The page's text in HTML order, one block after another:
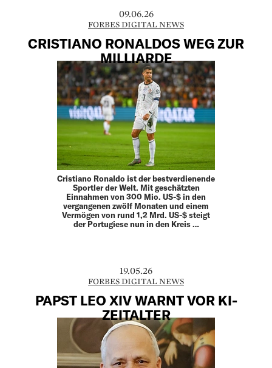
09.06.26
FORBES DIGITAL NEWS
CRISTIANO RONALDOS WEG ZUR
MILLIARDE
Cristiano Ronaldo ist der bestverdienende
Sportler der Welt. Mit geschätzten
Einnahmen von 300 Mio. US-$ in den
vergangenen zwölf Monaten und einem
Vermögen von rund 1,2 Mrd. US-$ steigt
der Portugiese nun in den Kreis …
19.05.26
FORBES DIGITAL NEWS
PAPST LEO XIV WARNT VOR KI-
ZEITALTER